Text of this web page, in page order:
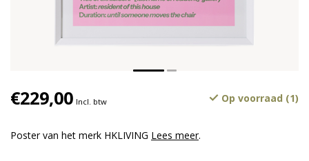
€229,00 Incl. btw Op voorraad (1)
Poster van het merk HKLIVING Lees meer.